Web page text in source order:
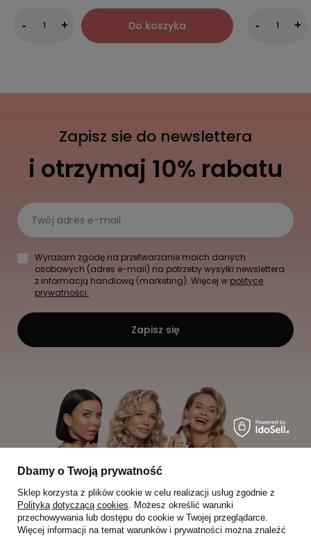
- + Do koszyka - +
Zapisz sie do newslettera
i otrzymaj 10% rabatu
Twój adres e-mail
Wyrażam zgodę na przetwarzanie moich danych
osobowych (adres e-mail) na potrzeby wysyłki newslettera
z informacją handlową (marketing). Więcej w polityce
prywatności.
Zapisz się
Dbamy o Twoją prywatność
Sklep korzysta z plików cookie w celu realizacji usług zgodnie z
Polityką dotyczącą cookies. Możesz określić warunki
przechowywania lub dostępu do cookie w Twojej przeglądarce.
Więcej informacji na temat warunków i prywatności można znaleźć